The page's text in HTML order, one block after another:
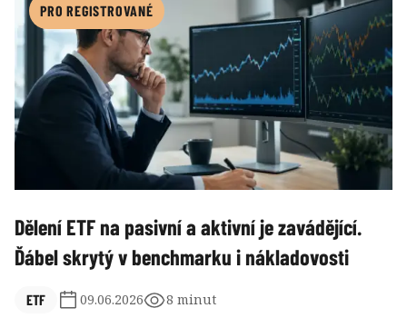
PRO REGISTROVANÉ
Dělení ETF na pasivní a aktivní je zavádějící.
Ďábel skrytý v benchmarku i nákladovosti
ETF 09.06.2026 8 minut